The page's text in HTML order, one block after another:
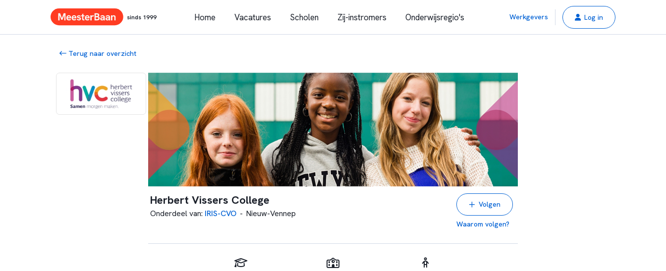
sinds 1999 Home Vacatures Scholen Zij-instromers Onderwijsregio's Werkgevers Log in
Terug naar overzicht
Herbert Vissers College
Onderdeel van: IRIS-CVO - Nieuw-Vennep
Volgen
Waarom volgen?